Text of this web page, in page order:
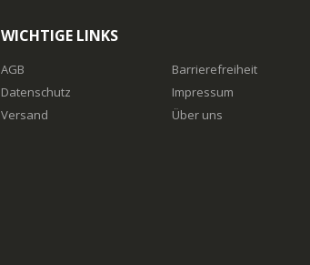
WICHTIGE LINKS
AGB
Datenschutz
Versand
Barrierefreiheit
Impressum
Über uns